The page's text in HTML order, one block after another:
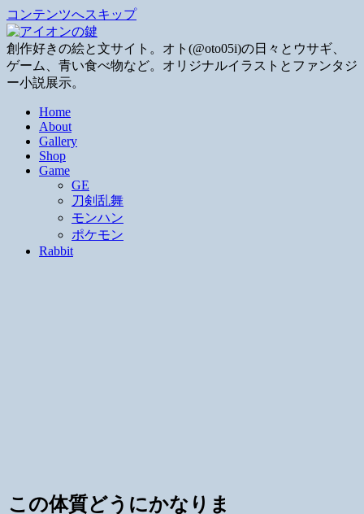
コンテンツへスキップ
創作好きの絵と文サイト。オト(@oto05i)の日々とウサギ、
ゲーム、青い食べ物など。オリジナルイラストとファンタジ
ー小説展示。
Home
About
Gallery
Shop
Game
GE
刀剣乱舞
モンハン
ポケモン
Rabbit
この体質どうにかなりま